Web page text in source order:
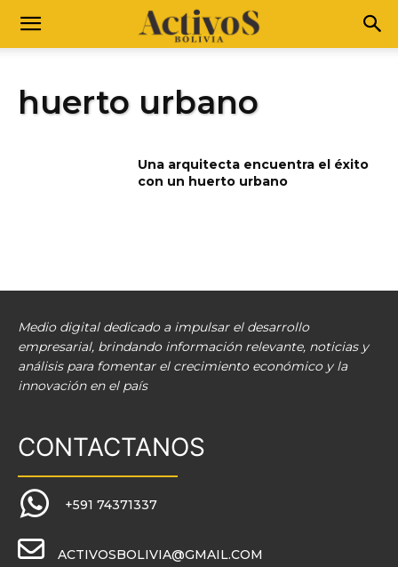
huerto urbano
Una arquitecta encuentra el éxito
con un huerto urbano
Medio digital dedicado a impulsar el desarrollo
empresarial, brindando información relevante, noticias y
análisis para fomentar el crecimiento económico y la
innovación en el país
CONTACTANOS
+591 74371337
ACTIVOSBOLIVIA@GMAIL.COM